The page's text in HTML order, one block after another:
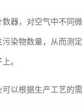
器，对空气中不同
染物数量，从而测
。
以根据生产工艺的